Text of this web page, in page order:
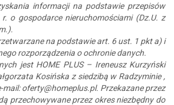
informacji na podstawie przepisów
o gospodarce nieruchomościami (Dz.U. z
na podstawie art. 6 ust. 1 pkt a) i
rozporządzenia o ochronie danych.
jest HOME PLUS – Ireneusz Kurzyński
Kosińska z siedzibą w Radzyminie ,
mail: oferty@homeplus.pl. Przekazane przez
przechowywane przez okres niezbędny do